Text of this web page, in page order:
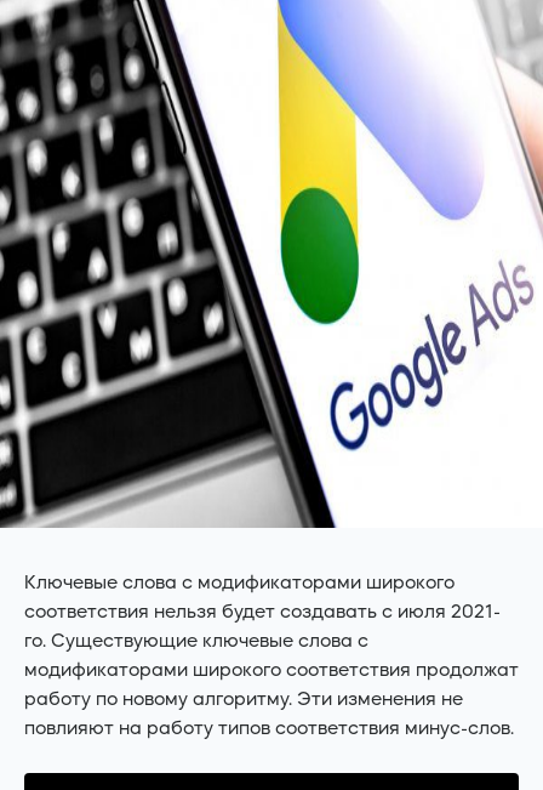
Ключевые слова с модификаторами широкого
соответствия нельзя будет создавать с июля 2021-
го. Существующие ключевые слова с
модификаторами широкого соответствия продолжат
работу по новому алгоритму. Эти изменения не
повлияют на работу типов соответствия минус-слов.